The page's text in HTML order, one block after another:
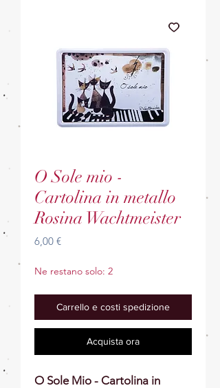
O Sole mio -
Cartolina in metallo
Rosina Wachtmeister
6,00 €Prezzo
Ne restano solo: 2
Carrello e costi spedizione
Acquista ora
O Sole Mio - Cartolina in